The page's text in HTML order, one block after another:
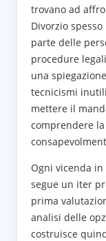
trovano ad
Divorzio
parte delle
procedure
una
tecnicismi
mettere il
comprendere
Ogni vicenda
segue un iter
prima
analisi delle
costruisce